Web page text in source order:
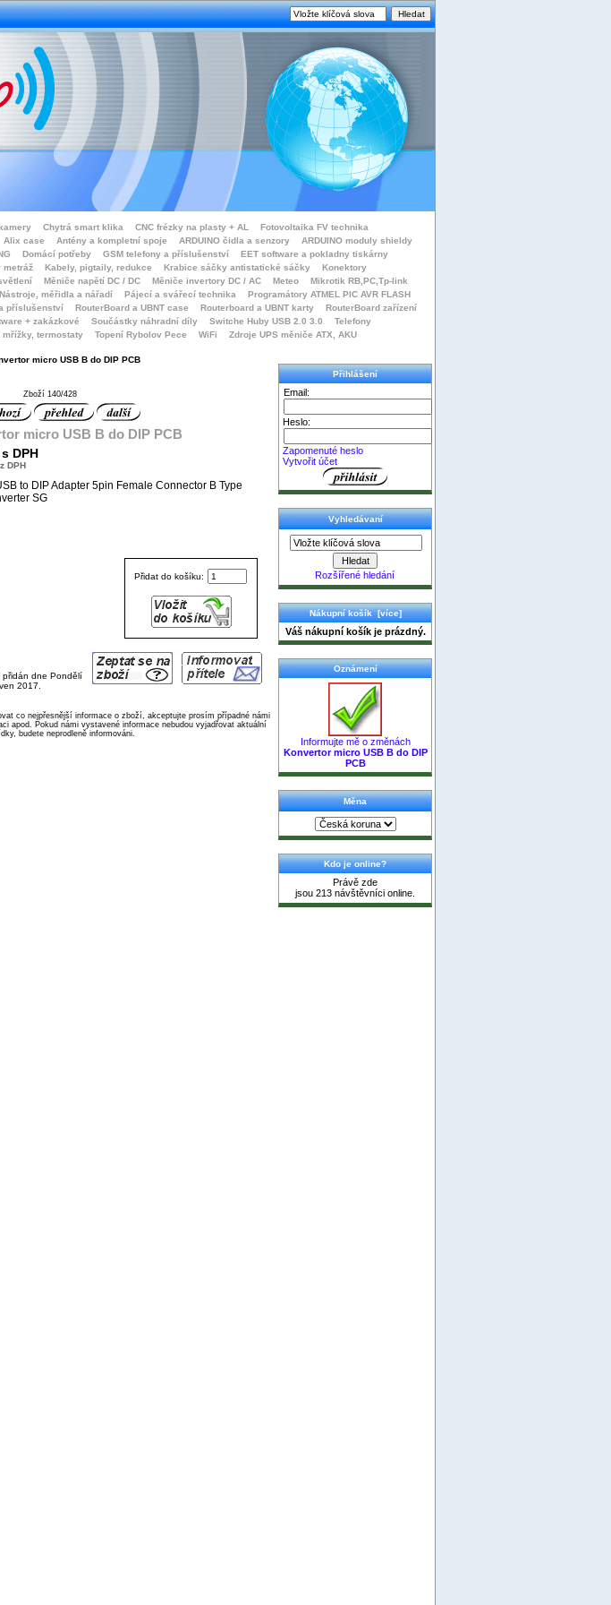
Chytrá smart klika CNC frézky na plasty + AL
Fotovoltaika FV technika
Alix case Antény a kompletní spoje ARDUINO čidla a senzory
ARDUINO moduly shieldy
Domácí potřeby GSM telefony a příslušenství
EET software a pokladny tiskárny
metráž Kabely, pigtaily, redukce Krabice sáčky antistatické sáčky
Konektory
Měniče napětí DC / DC Měniče invertory DC / AC Meteo
Mikrotik RB,PC,Tp-link
Nástroje, měřidla a nářadí Pájecí a svářecí technika
Programátory ATMEL PIC AVR FLASH
příslušenství RouterBoard a UBNT case Routerboard a UBNT karty
RouterBoard zařízení
+ zakázkové Součástky náhradní díly Switche Huby USB 2.0 3.0
Telefony
mřížky, termostaty Topení Rybolov Pece WiFi Zdroje UPS měniče ATX, AKU
micro USB B do DIP PCB
Zboží 140/428
micro USB B do DIP PCB
DPH
DPH
to DIP Adapter 5pin Female Connector B Type
SG
Přidat do košíku:
přidán dne Pondělí
2017.
co nejpřesnější informace o zboží, akceptujte prosím případné námi
apod. Pokud námi vystavené informace nebudou vyjadřovat aktuální
budete neprodleně informováni.
Přihlášení
Email:
Heslo:
Zapomenuté heslo
Vytvořit účet
Vyhledávaní
Rozšířené hledání
Nákupní košík [více]
Váš nákupní košík je prázdný.
Oznámení
Informujte mě o změnách
Konvertor micro USB B do DIP
PCB
Měna
Kdo je online?
Právě zde
jsou 213 návštěvníci online.